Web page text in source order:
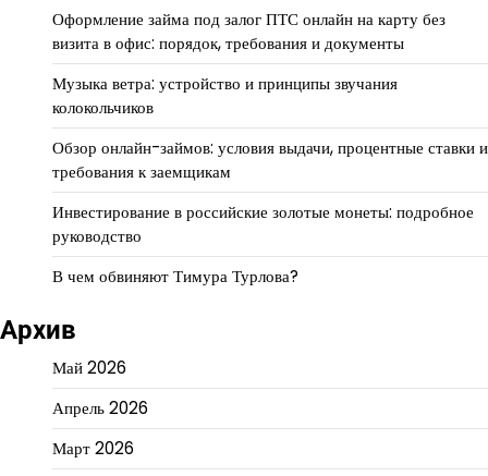
Оформление займа под залог ПТС онлайн на карту без
визита в офис: порядок, требования и документы
Музыка ветра: устройство и принципы звучания
колокольчиков
Обзор онлайн-займов: условия выдачи, процентные ставки и
требования к заемщикам
Инвестирование в российские золотые монеты: подробное
руководство
В чем обвиняют Тимура Турлова?
Архив
Май 2026
Апрель 2026
Март 2026